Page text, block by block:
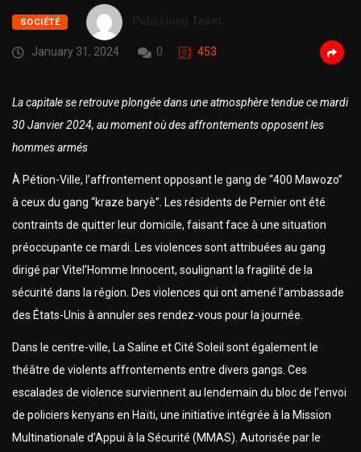
SOCIÉTÉ
January 31, 2024 0 453
La capitale se retrouve plongée dans une atmosphère tendue ce mardi
30 Janvier 2024, au moment où des affrontements opposent les
hommes armés
À Pétion-Ville, l’affrontement opposant le gang de “400 Mawozo”
à ceux du gang “kraze baryè”. Les résidents de Pernier ont été
contraints de quitter leur domicile, faisant face à une situation
préoccupante ce mardi. Les violences sont attribuées au gang
dirigé par Vitel’Homme Innocent, soulignant la fragilité de la
sécurité dans la région. Des violences qui ont amené l’ambassade
des États-Unis à annuler ses rendez-vous pour la journée.
Dans le centre-ville, La Saline et Cité Soleil sont également le
théâtre de violents affrontements entre divers gangs. Ces
escalades de violence surviennent au lendemain du bloc de l’envoi
de policiers kenyans en Haïti, une initiative intégrée à la Mission
Multinationale d’Appui à la Sécurité (MMAS). Autorisée par le